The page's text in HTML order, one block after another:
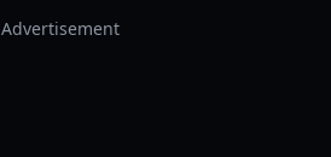
Advertisement